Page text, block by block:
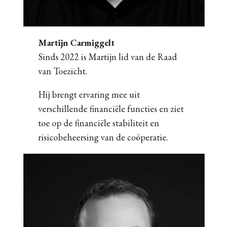
Martijn Carmiggelt
Sinds 2022 is Martijn lid van de Raad
van Toezicht.
Hij brengt ervaring mee uit
verschillende financiële functies en ziet
toe op de financiële stabiliteit en
risicobeheersing van de coöperatie.